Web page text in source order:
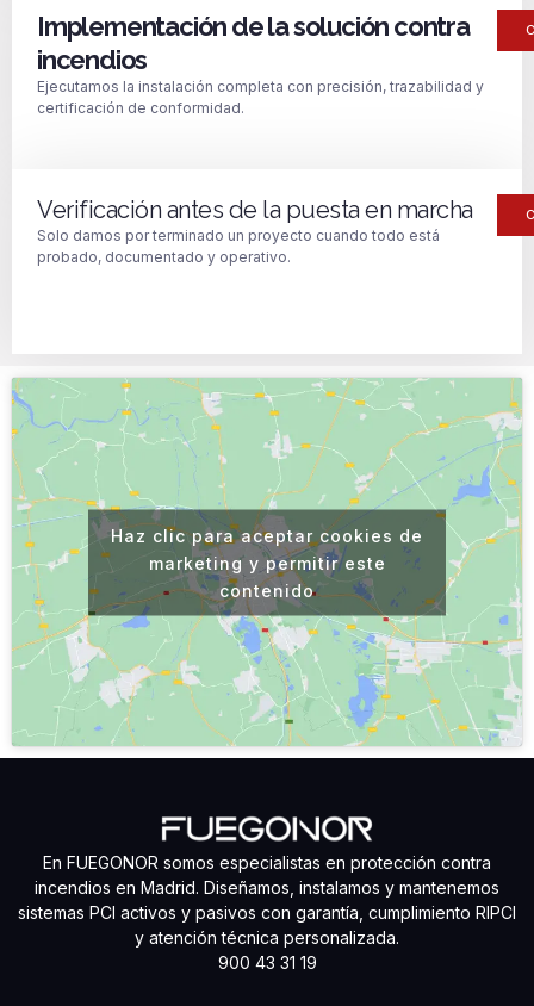
Implementación de la solución contra
incendios
Ejecutamos la instalación completa con precisión, trazabilidad y
certificación de conformidad.
Verificación antes de la puesta en marcha
Solo damos por terminado un proyecto cuando todo está
probado, documentado y operativo.
Haz clic para aceptar cookies de
marketing y permitir este
contenido
En FUEGONOR somos especialistas en protección contra
incendios en Madrid. Diseñamos, instalamos y mantenemos
sistemas PCI activos y pasivos con garantía, cumplimiento RIPCI
y atención técnica personalizada.
900 43 31 19